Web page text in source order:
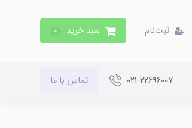
ثبت‌نام سبد خرید 0
021-22696007 تماس با ما